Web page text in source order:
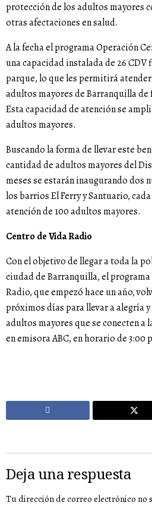
protección de los adultos mayores
otras afectaciones en salud.
A la fecha el programa Operación
una capacidad instalada de 26 CDV
parque, lo que les permitirá atender
adultos mayores de Barranquilla de
Esta capacidad de atención se
adultos mayores.
Buscando la forma de llevar este
cantidad de adultos mayores del
meses se estarán inaugurando dos
los barrios El Ferry y Santuario,
atención de 100 adultos mayores.
Centro de Vida Radio
Con el objetivo de llegar a toda la
ciudad de Barranquilla, el
Radio, que empezó hace un año,
próximos días para llevar a alegría
adultos mayores que se conecten a
en emisora ABC, en horario de 3:00
Deja una respuesta
Tu dirección de correo electrónico no